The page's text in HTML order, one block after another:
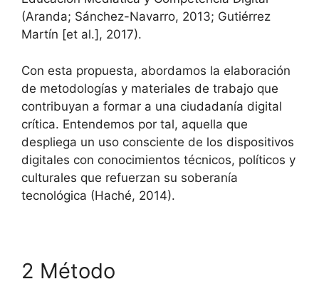
(Aranda; Sánchez-Navarro, 2013; Gutiérrez
Martín [et al.], 2017).
Con esta propuesta, abordamos la elaboración
de metodologías y materiales de trabajo que
contribuyan a formar a una ciudadanía digital
crítica. Entendemos por tal, aquella que
despliega un uso consciente de los dispositivos
digitales con conocimientos técnicos, políticos y
culturales que refuerzan su soberanía
tecnológica (Haché, 2014).
2 Método